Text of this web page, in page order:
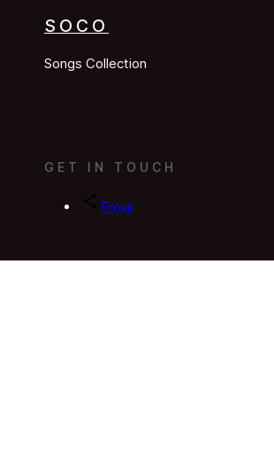
SOCO
Songs Collection
GET IN TOUCH
Email